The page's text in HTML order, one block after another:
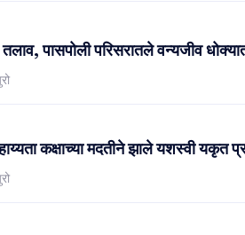
तलाव, पासपोली परिसरातले वन्यजीव
कक्षाच्या मदतीने झाले यशस्वी यकृत